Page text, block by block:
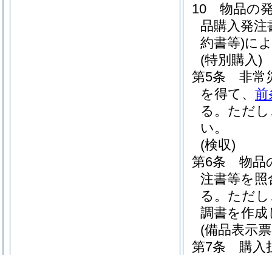
10
物品の
品購入発注
約書等)に
(特別購入)
第5条
非常
を得て、 前
る。 ただ
い。
(検収)
第6条
物品
注書等を
る。 ただ
調書を作
(備品表示
第7条
購入